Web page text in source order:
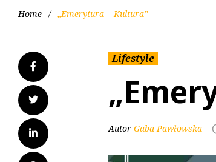
Home / „Emerytura = Kultura”
Lifestyle
Autor Gaba Pawłowska